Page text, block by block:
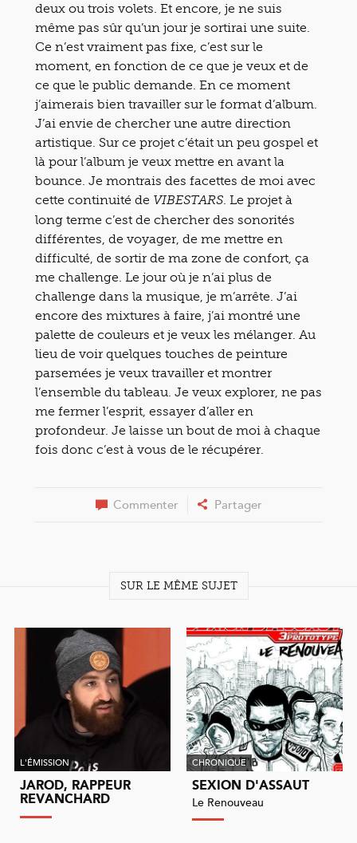
deux ou trois volets. Et encore, je ne suis
même pas sûr qu’un jour je sortirai une suite.
Ce n’est vraiment pas fixe, c’est sur le
moment, en fonction de ce que je veux et de
ce que le public demande. En ce moment
j’aimerais bien travailler sur le format d’album.
J’ai envie de chercher une autre direction
artistique. Sur ce projet c’était un peu gospel et
là pour l’album je veux mettre en avant la
bounce. Je montrais des facettes de moi avec
cette continuité de VIBESTARS. Le projet à
long terme c’est de chercher des sonorités
différentes, de voyager, de me mettre en
difficulté, de sortir de ma zone de confort, ça
me challenge. Le jour où je n’ai plus de
challenge dans la musique, je m’arrête. J’ai
encore des mixtures à faire, j’ai montré une
palette de couleurs et je veux les mélanger. Au
lieu de voir quelques touches de peinture
parsemées je veux travailler et montrer
l’ensemble du tableau. Je veux explorer, ne pas
me fermer l’esprit, essayer d’aller en
profondeur. Je laisse un bout de moi à chaque
fois donc c’est à vous de le récupérer.
Commenter Partager
SUR LE MÊME SUJET
L'ÉMISSION
JAROD, RAPPEUR
REVANCHARD
CHRONIQUE
SEXION D'ASSAUT
Le Renouveau